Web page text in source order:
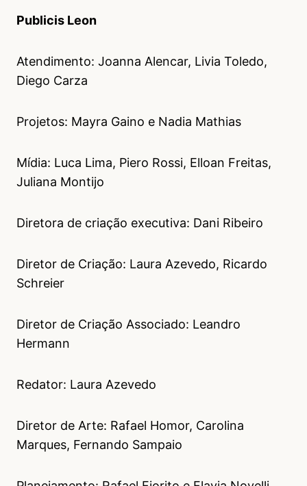
Publicis Leon
Atendimento: Joanna Alencar, Livia Toledo,
Diego Carza
Projetos: Mayra Gaino e Nadia Mathias
Mídia: Luca Lima, Piero Rossi, Elloan Freitas,
Juliana Montijo
Diretora de criação executiva: Dani Ribeiro
Diretor de Criação: Laura Azevedo, Ricardo
Schreier
Diretor de Criação Associado: Leandro
Hermann
Redator: Laura Azevedo
Diretor de Arte: Rafael Homor, Carolina
Marques, Fernando Sampaio